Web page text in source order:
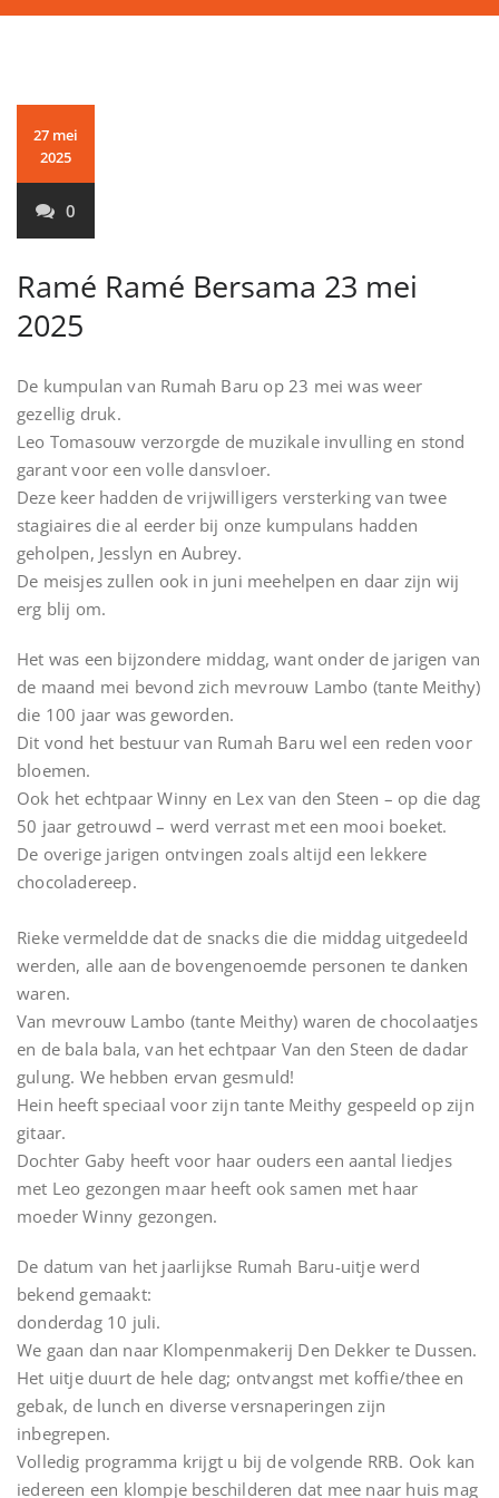
27 mei
2025
0
Ramé Ramé Bersama 23 mei
2025
De kumpulan van Rumah Baru op 23 mei was weer
gezellig druk.
Leo Tomasouw verzorgde de muzikale invulling en stond
garant voor een volle dansvloer.
Deze keer hadden de vrijwilligers versterking van twee
stagiaires die al eerder bij onze kumpulans hadden
geholpen, Jesslyn en Aubrey.
De meisjes zullen ook in juni meehelpen en daar zijn wij
erg blij om.
Het was een bijzondere middag, want onder de jarigen van
de maand mei bevond zich mevrouw Lambo (tante Meithy)
die 100 jaar was geworden.
Dit vond het bestuur van Rumah Baru wel een reden voor
bloemen.
Ook het echtpaar Winny en Lex van den Steen – op die dag
50 jaar getrouwd – werd verrast met een mooi boeket.
De overige jarigen ontvingen zoals altijd een lekkere
chocoladereep.
Rieke vermeldde dat de snacks die die middag uitgedeeld
werden, alle aan de bovengenoemde personen te danken
waren.
Van mevrouw Lambo (tante Meithy) waren de chocolaatjes
en de bala bala, van het echtpaar Van den Steen de dadar
gulung. We hebben ervan gesmuld!
Hein heeft speciaal voor zijn tante Meithy gespeeld op zijn
gitaar.
Dochter Gaby heeft voor haar ouders een aantal liedjes
met Leo gezongen maar heeft ook samen met haar
moeder Winny gezongen.
De datum van het jaarlijkse Rumah Baru-uitje werd
bekend gemaakt:
donderdag 10 juli.
We gaan dan naar Klompenmakerij Den Dekker te Dussen.
Het uitje duurt de hele dag; ontvangst met koffie/thee en
gebak, de lunch en diverse versnaperingen zijn
inbegrepen.
Volledig programma krijgt u bij de volgende RRB. Ook kan
iedereen een klompje beschilderen dat mee naar huis mag